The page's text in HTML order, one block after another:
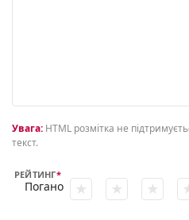
Увага: HTML розмітка не
текст.
РЕЙТИНГ
Погано